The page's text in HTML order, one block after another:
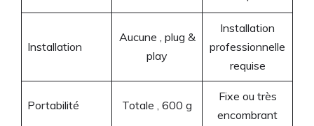
Installation
Aucune , plug &
play
Installation
professionnelle
requise
Portabilité Totale , 600 g
Fixe ou très
encombrant